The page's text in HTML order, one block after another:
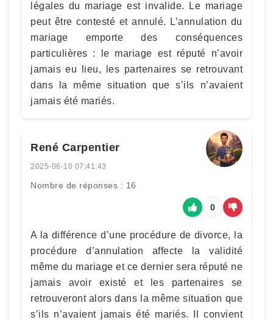
légales du mariage est invalide. Le mariage
peut être contesté et annulé. L’annulation du
mariage emporte des conséquences
particulières : le mariage est réputé n’avoir
jamais eu lieu, les partenaires se retrouvant
dans la même situation que s’ils n’avaient
jamais été mariés.
René Carpentier
2025-06-10 07:41:43
Nombre de réponses : 16
0
A la différence d’une procédure de divorce, la
procédure d’annulation affecte la validité
même du mariage et ce dernier sera réputé ne
jamais avoir existé et les partenaires se
retrouveront alors dans la même situation que
s’ils n’avaient jamais été mariés. Il convient